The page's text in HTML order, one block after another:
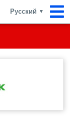
Русский ▼